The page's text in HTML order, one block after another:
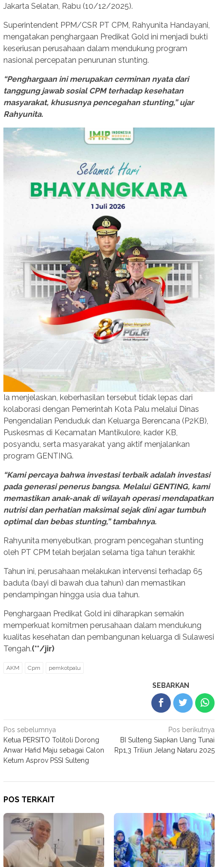
Jakarta Selatan, Rabu (10/12/2025).
Superintendent PPM/CSR PT CPM, Rahyunita Handayani,
mengatakan penghargaan Predikat Gold ini menjadi bukti
keseriusan perusahaan dalam mendukung program
nasional percepatan penurunan stunting.
“Penghargaan ini merupakan cerminan nyata dari
tanggung jawab sosial CPM terhadap kesehatan
masyarakat, khususnya pencegahan stunting,” ujar
Rahyunita.
Ia menjelaskan, keberhasilan tersebut tidak lepas dari
kolaborasi dengan Pemerintah Kota Palu melalui Dinas
Pengendalian Penduduk dan Keluarga Berencana (P2KB),
Puskesmas di Kecamatan Mantikulore, kader KB,
posyandu, serta masyarakat yang aktif menjalankan
program GENTING.
“Kami percaya bahwa investasi terbaik adalah investasi
pada generasi penerus bangsa. Melalui GENTING, kami
memastikan anak-anak di wilayah operasi mendapatkan
nutrisi dan perhatian maksimal sejak dini agar tumbuh
optimal dan bebas stunting,” tambahnya.
Rahyunita menyebutkan, program pencegahan stunting
oleh PT CPM telah berjalan selama tiga tahun terakhir.
Tahun ini, perusahaan melakukan intervensi terhadap 65
baduta (bayi di bawah dua tahun) dan memastikan
pendampingan hingga usia dua tahun.
Penghargaan Predikat Gold ini diharapkan semakin
memperkuat komitmen perusahaan dalam mendukung
kualitas kesehatan dan pembangunan keluarga di Sulawesi
Tengah.(**/jir)
AKM Cpm pemkotpalu
SEBARKAN
Navigasi
pos
Pos sebelumnya
Ketua PERSITO Tolitoli Dorong
Anwar Hafid Maju sebagai Calon
Ketum Asprov PSSI Sulteng
Pos berikutnya
BI Sulteng Siapkan Uang Tunai
Rp1,3 Triliun Jelang Nataru 2025
POS TERKAIT